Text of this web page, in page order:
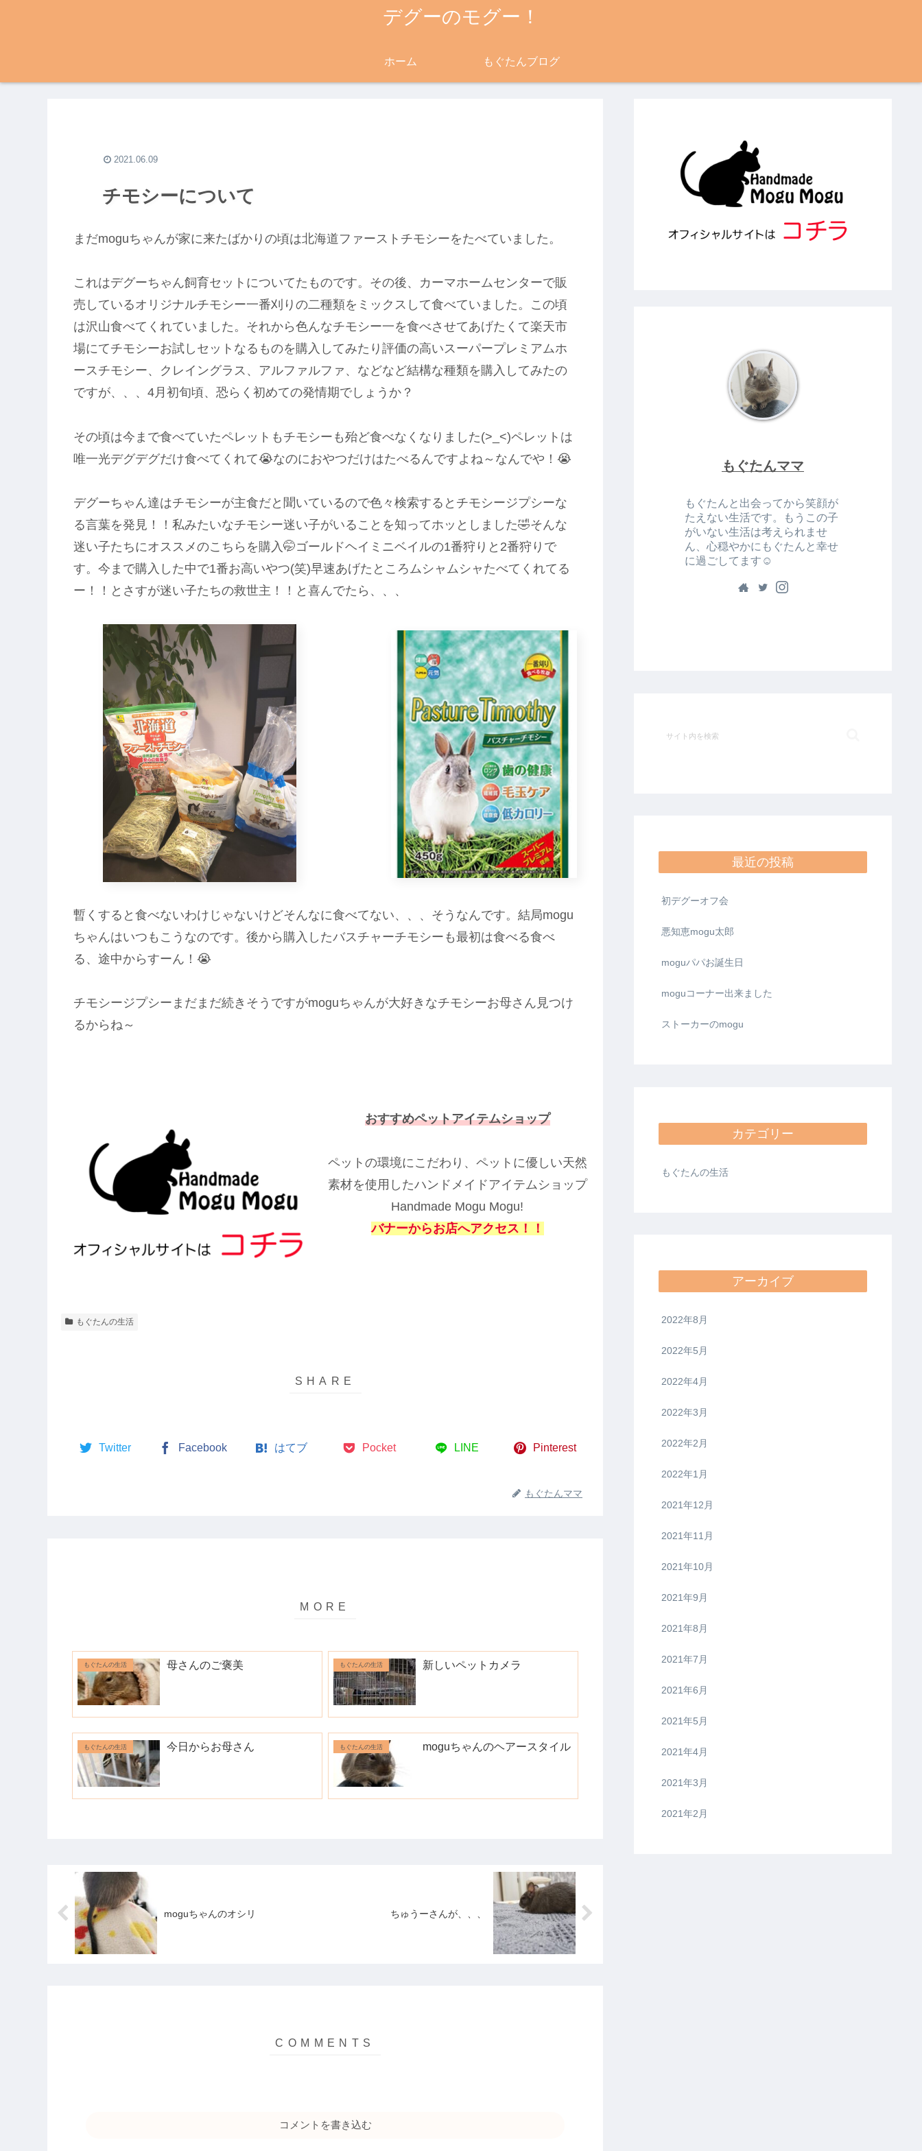
デグーのモグー！
ホーム もぐたんブログ
チモシーについて
2021.06.09
まだmoguちゃんが家に来たばかりの頃は北海道ファーストチモシーをたべていました。
これはデグーちゃん飼育セットについてたものです。その後、カーマホームセンターで販
売しているオリジナルチモシー一番刈りの二種類をミックスして食べていました。この頃
は沢山食べてくれていました。それから色んなチモシー一を食べさせてあげたくて楽天市
場にてチモシーお試しセットなるものを購入してみたり評価の高いスーパープレミアムホ
ースチモシー、クレイングラス、アルファルファ、などなど結構な種類を購入してみたの
ですが、、、4月初旬頃、恐らく初めての発情期でしょうか？
その頃は今まで食べていたペレットもチモシーも殆ど食べなくなりました(>_<)ペレットは
唯一光デグデグだけ食べてくれて😭なのにおやつだけはたべるんですよね～なんでや！😭
デグーちゃん達はチモシーが主食だと聞いているので色々検索するとチモシージプシーな
る言葉を発見！！私みたいなチモシー迷い子がいることを知ってホッとしました🤣そんな
迷い子たちにオススメのこちらを購入🤭ゴールドヘイミニベイルの1番狩りと2番狩りで
す。今まで購入した中で1番お高いやつ(笑)早速あげたところムシャムシャたべてくれてる
ー！！とさすが迷い子たちの救世主！！と喜んでたら、、、
暫くすると食べないわけじゃないけどそんなに食べてない、、、そうなんです。結局mogu
ちゃんはいつもこうなのです。後から購入したバスチャーチモシーも最初は食べる食べ
る、途中からすーん！😭
チモシージプシーまだまだ続きそうですがmoguちゃんが大好きなチモシーお母さん見つけ
るからね～
おすすめペットアイテムショップ
ペットの環境にこだわり、ペットに優しい天然
素材を使用したハンドメイドアイテムショップ
Handmade Mogu Mogu!
バナーからお店へアクセス！！
もぐたんの生活
Twitter Facebook はてブ Pocket LINE Pinterest
もぐたんママ
もぐたんの生活 母さんのご褒美 もぐたんの生活 新しいペットカメラ
もぐたんの生活 今日からお母さん もぐたんの生活 moguちゃんのヘアースタイル
moguちゃんのオシリ ちゅうーさんが、、、
コメントを書き込む
もぐたんママ
もぐたんと出会ってから笑顔が
たえない生活です。もうこの子
がいない生活は考えられませ
ん、心穏やかにもぐたんと幸せ
に過ごしてます☺️
最近の投稿
初デグーオフ会
悪知恵mogu太郎
moguパパお誕生日
moguコーナー出来ました
ストーカーのmogu
カテゴリー
もぐたんの生活
アーカイブ
2022年8月
2022年5月
2022年4月
2022年3月
2022年2月
2022年1月
2021年12月
2021年11月
2021年10月
2021年9月
2021年8月
2021年7月
2021年6月
2021年5月
2021年4月
2021年3月
2021年2月